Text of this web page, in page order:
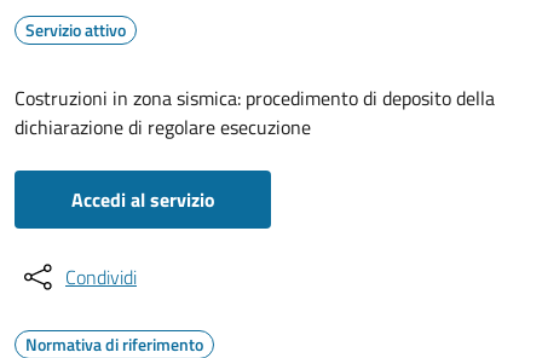
Servizio attivo
Costruzioni in zona sismica: procedimento di deposito della
dichiarazione di regolare esecuzione
Accedi al servizio
Condividi
Normativa di riferimento